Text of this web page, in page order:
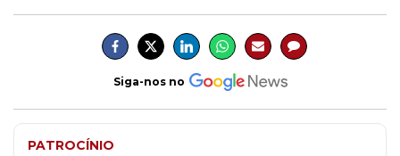
Siga-nos no
PATROCÍNIO